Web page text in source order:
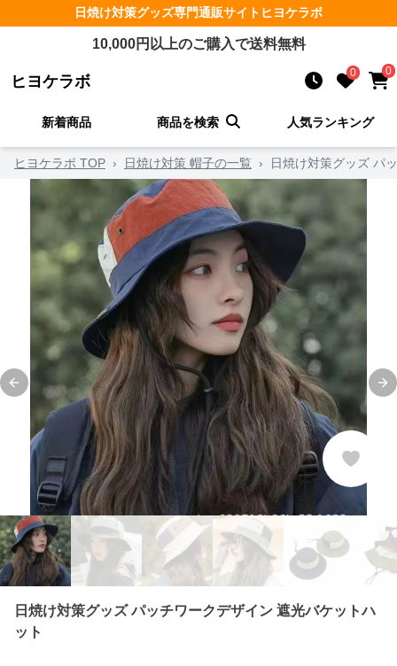
日焼け対策グッズ専門通販サイト ヒヨケラボ
10,000円以上のご購入で送料無料
ヒヨケラボ 0 0
新着商品 商品を検索 人気ランキング
ヒヨケラボ TOP › 日焼け対策 帽子の一覧 › 日焼け対策グッズ パ
Previous slide
日焼け対策グッズ パッチワークデザイン 遮光バケットハ
ット